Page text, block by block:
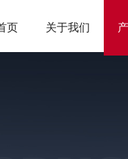
页 关于我们